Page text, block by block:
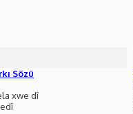
Sözü
xwe dî